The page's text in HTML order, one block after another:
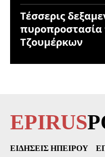
Τέσσερις
πυροπροστασία
Τζουμέρκων
EPIRUS
ΕΙΔΉΣΕΙΣ ΗΠΕΊΡΟΥ